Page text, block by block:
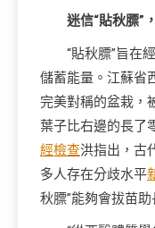
迷信“貼秋膘”
“貼秋膘”旨在
儲蓄能量。江蘇省
完美對稱的盆栽，
葉子比右邊的長了
經檢查洪指出，古
多人存在分歧水平
秋膘”能夠會拔苗助